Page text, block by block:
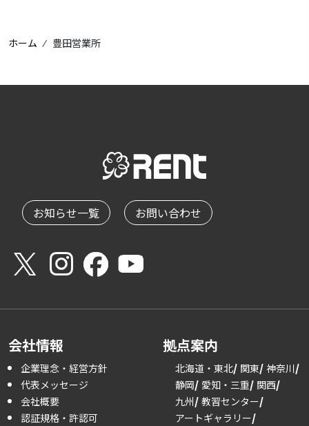
ホーム ⁄ 豊田営業所
お知らせ一覧 お問い合わせ
会社情報
企業理念・経営方針
代表メッセージ
会社概要
認証規格・許認可
拠点案内
北海道・東北 関東 神奈川
静岡 愛知・三重 関西
九州 教習センター
アートギャラリー